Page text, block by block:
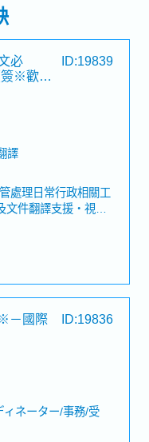
必
※歡迎
ID:19839
譯
件翻譯支援・視需
的會議，並擔任會
、檢驗程序手冊・
件的進度・審查、
職缺魅力】・參與
，實際支持台灣電力
價值與影響力・可直
品管工作對工程進度
與專案推動成果間
窗口，直接參與跨
供應商及日本總公
調與溝通管理能力
、生理假、產檢假、
往平均約2個月
－國際 ID:19836
ネーター/事務/受